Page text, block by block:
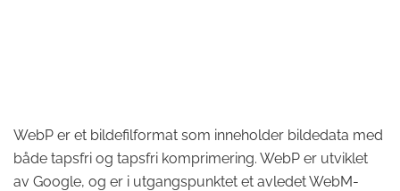
WebP er et bildefilformat som inneholder bildedata med
både tapsfri og tapsfri komprimering. WebP er utviklet
av Google, og er i utgangspunktet et avledet WebM-